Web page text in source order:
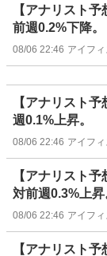
【アナリスト
前週0.2%下降。
08/06 22:46 アイフ
【アナリスト
週0.1%上昇。
08/06 22:46 アイフ
【アナリスト
対前週0.3%上昇
08/06 22:46 アイフ
【アナリスト